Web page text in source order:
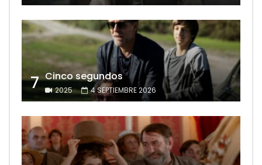
7 Cinco segundos
2025 4 SEPTIEMBRE 2026